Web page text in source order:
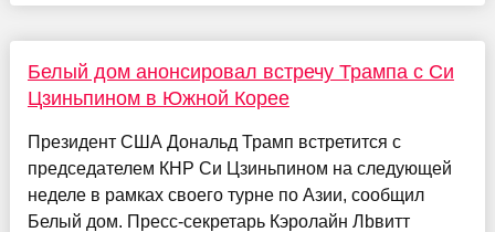
Белый дом анонсировал встречу Трампа с Си
Цзиньпином в Южной Корее
Президент США Дональд Трамп встретится с
председателем КНР Си Цзиньпином на следующей
неделе в рамках своего турне по Азии, сообщил
Белый дом. Пресс-секретарь Кэролайн Лbвитт